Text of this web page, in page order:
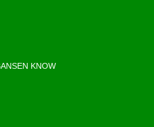
KNOW